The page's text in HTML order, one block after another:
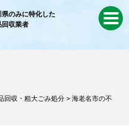
県のみに特化した
回収業者
回収・粗大ごみ処分 > 海老名市の不